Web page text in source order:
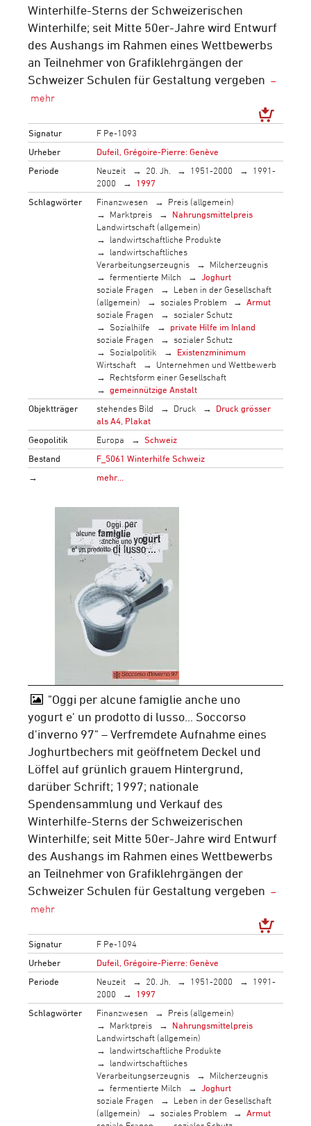
Winterhilfe-Sterns der Schweizerischen
Winterhilfe; seit Mitte 50er-Jahre wird Entwurf
des Aushangs im Rahmen eines Wettbewerbs
an Teilnehmer von Grafiklehrgängen der
Schweizer Schulen für Gestaltung vergeben
Signatur
F Pe-1093
Urheber
Dufeil, Grégoire-Pierre: Genève
Periode
Neuzeit 20. Jh. 1951-2000
1991-
2000
1997
Schlagwörter
Finanzwesen
Preis (allgemein)
Marktpreis
Nahrungsmittelpreis
Landwirtschaft (allgemein)
landwirtschaftliche Produkte
landwirtschaftliches
Verarbeitungserzeugnis
Milcherzeugnis
fermentierte Milch
Joghurt
soziale Fragen
Leben in der Gesellschaft
(allgemein)
soziales Problem
Armut
soziale Fragen
sozialer Schutz
Sozialhilfe
private Hilfe im Inland
soziale Fragen
sozialer Schutz
Sozialpolitik
Existenzminimum
Wirtschaft
Unternehmen und Wettbewerb
Rechtsform einer Gesellschaft
gemeinnützige Anstalt
Objektträger
stehendes Bild Druck
Druck grösser
als A4, Plakat
Geopolitik
Europa
Schweiz
Bestand
F_5061 Winterhilfe Schweiz
→
mehr…
"Oggi per alcune famiglie anche uno
yogurt e' un prodotto di lusso... Soccorso
d'inverno 97" – Verfremdete Aufnahme eines
Joghurtbechers mit geöffnetem Deckel und
Löffel auf grünlich grauem Hintergrund,
darüber Schrift; 1997; nationale
Spendensammlung und Verkauf des
Winterhilfe-Sterns der Schweizerischen
Winterhilfe; seit Mitte 50er-Jahre wird Entwurf
des Aushangs im Rahmen eines Wettbewerbs
an Teilnehmer von Grafiklehrgängen der
Schweizer Schulen für Gestaltung vergeben
Signatur
F Pe-1094
Urheber
Dufeil, Grégoire-Pierre: Genève
Periode
Neuzeit 20. Jh. 1951-2000
1991-
2000
1997
Schlagwörter
Finanzwesen
Preis (allgemein)
Marktpreis
Nahrungsmittelpreis
Landwirtschaft (allgemein)
landwirtschaftliche Produkte
landwirtschaftliches
Verarbeitungserzeugnis
Milcherzeugnis
fermentierte Milch
Joghurt
soziale Fragen
Leben in der Gesellschaft
(allgemein)
soziales Problem
Armut